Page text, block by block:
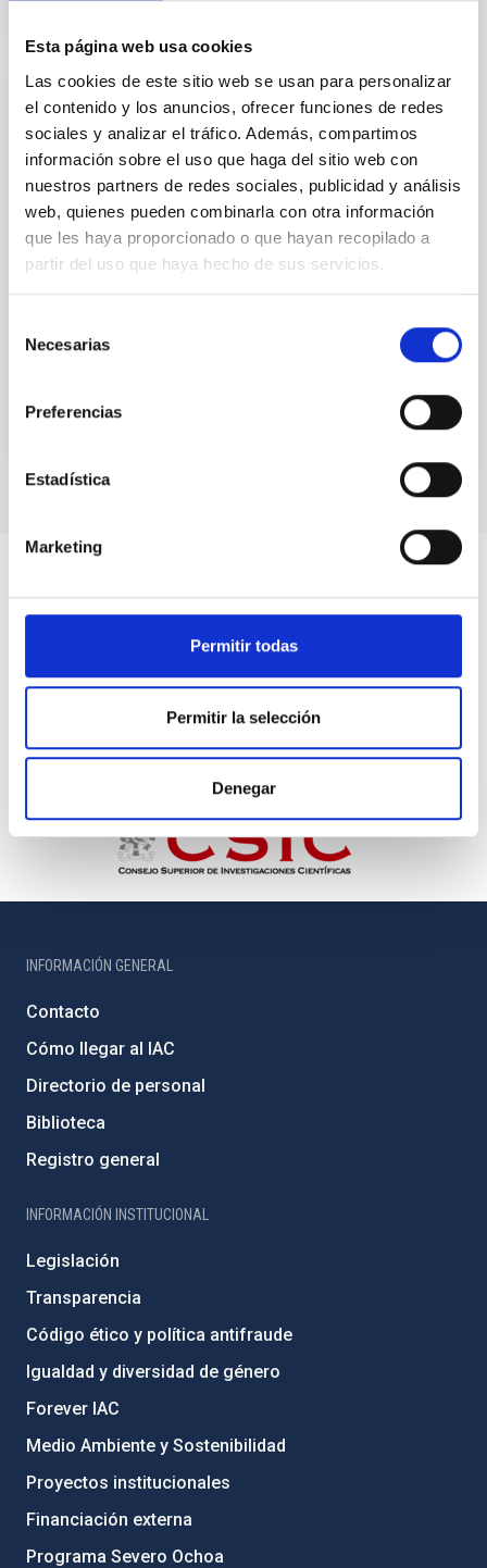
Esta página web usa cookies
Las cookies de este sitio web se usan para personalizar
el contenido y los anuncios, ofrecer funciones de redes
sociales y analizar el tráfico. Además, compartimos
información sobre el uso que haga del sitio web con
nuestros partners de redes sociales, publicidad y análisis
web, quienes pueden combinarla con otra información
que les haya proporcionado o que hayan recopilado a
partir del uso que haya hecho de sus servicios.
Necesarias
Preferencias
Estadística
Marketing
Permitir todas
Permitir la selección
Denegar
EMPLEO
Tres Contratos Predoctorales en el marco
del Proyecto "Substellar European
Research Council Advanced Grant" (PS-
2023-047)
TRES CONTRATOS PRE-DOCTORALES EN EL IAC
(Ref. PS-2023-047) El IAC (Tenerife) anuncia TRES
del proyecto de...
INFORMACIÓN GENERAL
Contacto
Cómo llegar al IAC
Directorio de personal
Biblioteca
Registro general
INFORMACIÓN INSTITUCIONAL
Legislación
Transparencia
Código ético y política antifraude
Igualdad y diversidad de género
Forever IAC
Medio Ambiente y Sostenibilidad
Proyectos institucionales
Financiación externa
Programa Severo Ochoa